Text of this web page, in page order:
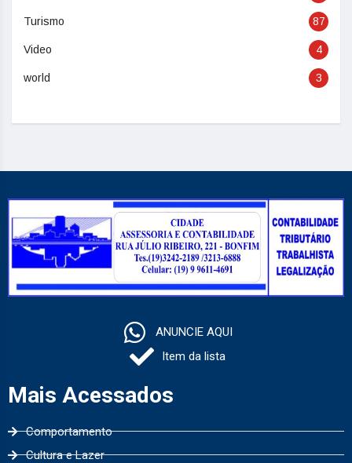
Turismo 87
Video 4
world 3
ANUNCIE AQUI
Item da lista
Mais Acessados
Comportamento
Cultura e Lazer